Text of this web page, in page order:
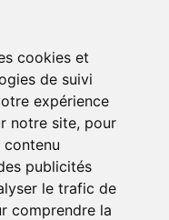
cookies et
de suivi
expérience
notre site, pour
publicités
le trafic de
comprendre la
est accessible
prendra que
Votre
pour nous
état des lieux
des acteurs
rendus publics
du livre.